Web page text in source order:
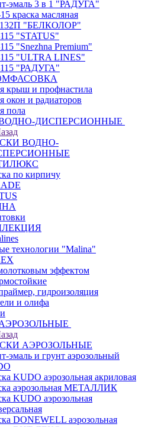
эмаль 3 в 1 "РАДУГА"
краска масляная
"БЕЛКОЛОР"
"STATUS"
"Snezhna Premium"
"ULTRA LINES"
"РАДУГА"
крыш и профнастила
окон и радиаторов
пола
ДИСПЕРСИОННЫЕ
ВОДНО-
по кирпичу
технологии "Malina"
эффектом
гидроизоляция
и олифа
АЭРОЗОЛЬНЫЕ
эмаль и грунт аэрозольный
KUDO аэрозольная акриловая
аэрозольная МЕТАЛЛИК
KUDO аэрозольная
DONEWELL аэрозольная